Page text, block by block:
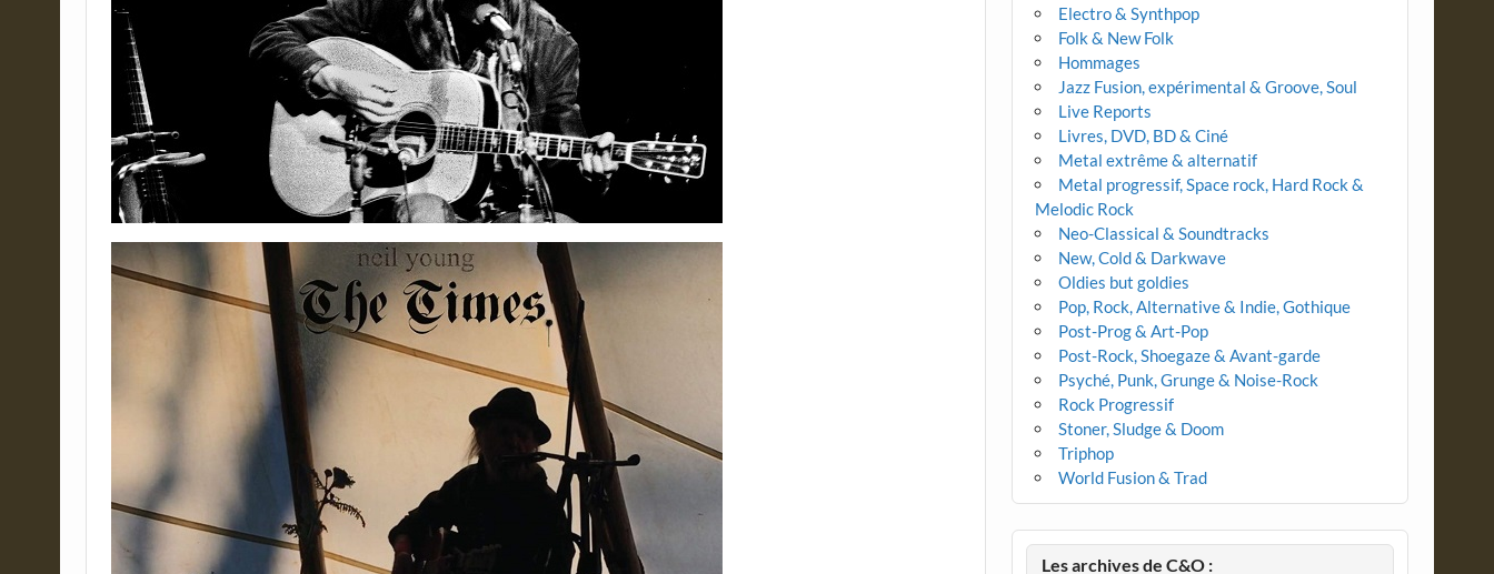
Electro & Synthpop
Folk & New Folk
Hommages
Jazz Fusion, expérimental & Groove, Soul
Live Reports
Livres, DVD, BD & Ciné
Metal extrême & alternatif
Metal progressif, Space rock, Hard Rock &
Melodic Rock
Neo-Classical & Soundtracks
New, Cold & Darkwave
Oldies but goldies
Pop, Rock, Alternative & Indie, Gothique
Post-Prog & Art-Pop
Post-Rock, Shoegaze & Avant-garde
Psyché, Punk, Grunge & Noise-Rock
Rock Progressif
Stoner, Sludge & Doom
Triphop
World Fusion & Trad
Les archives de C&O :